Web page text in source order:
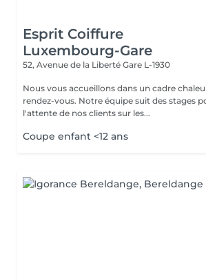
Esprit Coiffure
Luxembourg-Gare
52, Avenue de la Liberté Gare L-1930
Nous vous accueillons dans un cadre
rendez-vous. Notre équipe suit des stages
l'attente de nos clients sur les...
Coupe enfant <12 ans